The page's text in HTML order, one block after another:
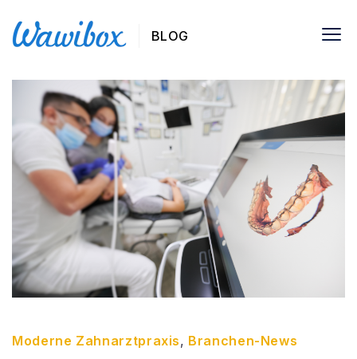
BLOG
Moderne Zahnarztpraxis, Branchen-News